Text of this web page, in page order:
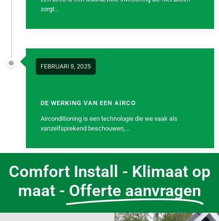
zorgt...
FEBRUARI 9, 2025
DE WERKING VAN EEN AIRCO
Airconditioning is een technologie die we vaak als
vanzelfsprekend beschouwen,...
Comfort Install - Klimaat op
maat - Offerte aanvragen